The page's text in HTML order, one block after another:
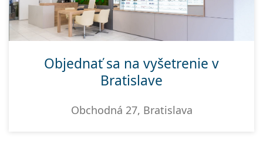
Objednať sa na vyšetrenie v
Bratislave
Obchodná 27, Bratislava